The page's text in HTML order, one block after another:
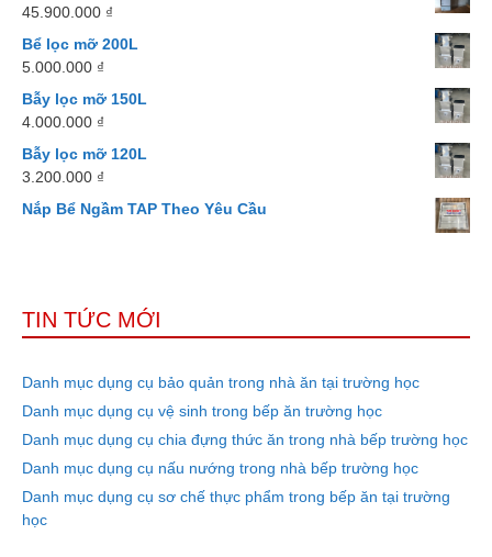
45.900.000 ₫
Bể lọc mỡ 200L
5.000.000 ₫
Bẫy lọc mỡ 150L
4.000.000 ₫
Bẫy lọc mỡ 120L
3.200.000 ₫
Nắp Bể Ngầm TAP Theo Yêu Cầu
TIN TỨC MỚI
Danh mục dụng cụ bảo quản trong nhà ăn tại trường học
Danh mục dụng cụ vệ sinh trong bếp ăn trường học
Danh mục dụng cụ chia đựng thức ăn trong nhà bếp trường học
Danh mục dụng cụ nấu nướng trong nhà bếp trường học
Danh mục dụng cụ sơ chế thực phẩm trong bếp ăn tại trường
học